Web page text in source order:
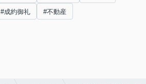
#成約御礼 #不動産